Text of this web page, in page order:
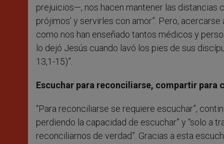
prejuicios—, nos hacen mantener las distancias
prójimos’ y servirles con amor”. Pero,
como nos han enseñado tantos médicos y
lo dejó Jesús cuando lavó los pies de sus
13,1-15)”.
Escuchar para reconciliarse, compartir para
“Para reconciliarse se requiere escuchar”,
perdiendo la capacidad de escuchar” y “solo a
reconciliarnos de verdad”. Gracias a esta